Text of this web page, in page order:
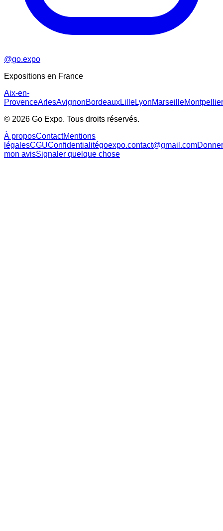
@go.expo
Expositions en France
Aix-en-
ProvenceArlesAvignonBordeauxLilleLyonMarseilleMontpellier
© 2026 Go Expo. Tous droits réservés.
À proposContactMentions
légalesCGUConfidentialitégoexpo.contact@gmail.comDonner
mon avisSignaler quelque chose